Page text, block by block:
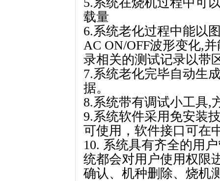
载量
6.系统老化过程中能以
AC ON/OFF波形变化,
录相关的测试记录以带
7.系统老化完毕自动生
据。
8.系统带有调试小工具,
9.系统软件采用免安装
可使用，软件接口可在
10. 系统具有齐全的用
统都会对用户使用权限
确认、机种删除、烧机